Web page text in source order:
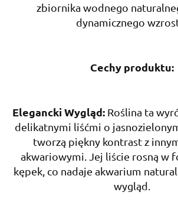
zbiornika wodnego
dynamicznego
Cechy produktu:
Elegancki Wygląd:Roślina ta
delikatnymi liśćmi o
tworzą piękny kontrast z
akwariowymi. Jej liście rosną w
kępek, co nadaje akwarium
wygląd.